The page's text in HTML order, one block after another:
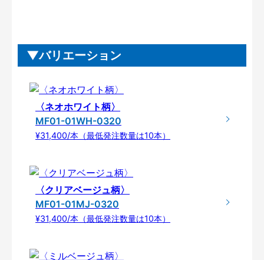
バリエーション
〈ネオホワイト柄〉
MF01-01WH-0320
¥31,400/本（最低発注数量は10本）
〈クリアベージュ柄〉
MF01-01MJ-0320
¥31,400/本（最低発注数量は10本）